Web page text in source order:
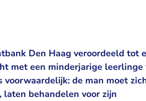
Den Haag veroordeeld tot
met een minderjarige leerlinge
de man moet
laten behandelen voor zijn